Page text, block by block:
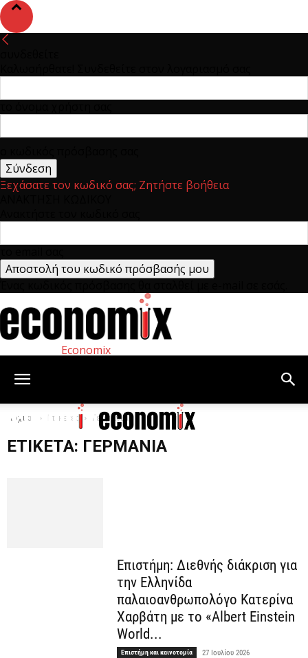
Ξεχάσατε τον κωδικό σας; Ζητήστε βοήθεια
Economix
Αρχική Ετικέτες Γερμανία
ΕΤΙΚΈΤΑ: ΓΕΡΜΑΝΊΑ
Επιστήμη: Διεθνής διάκριση για
την Ελληνίδα
παλαιοανθρωπολόγο Κατερίνα
Χαρβάτη με το «Albert Einstein
World...
Επιστήμη και καινοτομία 27 Ιουλίου 2026